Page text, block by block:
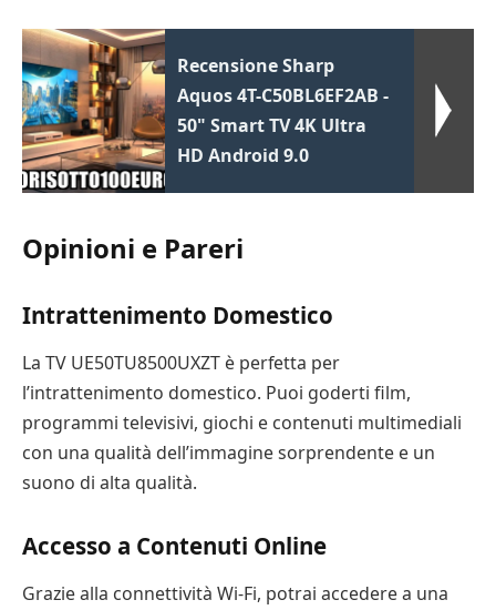
Recensione Sharp
Aquos 4T-C50BL6EF2AB -
50" Smart TV 4K Ultra
HD Android 9.0
Opinioni e Pareri
Intrattenimento Domestico
La TV UE50TU8500UXZT è perfetta per
l’intrattenimento domestico. Puoi goderti film,
programmi televisivi, giochi e contenuti multimediali
con una qualità dell’immagine sorprendente e un
suono di alta qualità.
Accesso a Contenuti Online
Grazie alla connettività Wi-Fi, potrai accedere a una